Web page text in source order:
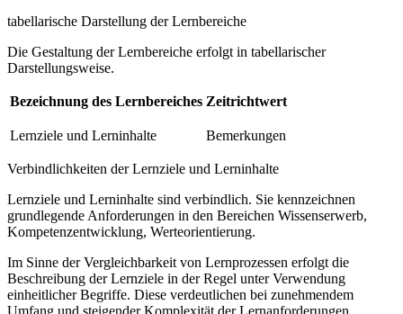
tabellarische Darstellung der Lernbereiche
Die Gestaltung der Lernbereiche erfolgt in tabellarischer
Darstellungsweise.
Bezeichnung des Lernbereiches Zeitrichtwert
Lernziele und Lerninhalte Bemerkungen
Verbindlichkeiten der Lernziele und Lerninhalte
Lernziele und Lerninhalte sind verbindlich. Sie kennzeichnen
grundlegende Anforderungen in den Bereichen Wissenserwerb,
Kompetenzentwicklung, Werteorientierung.
Im Sinne der Vergleichbarkeit von Lernprozessen erfolgt die
Beschreibung der Lernziele in der Regel unter Verwendung
einheitlicher Begriffe. Diese verdeutlichen bei zunehmendem